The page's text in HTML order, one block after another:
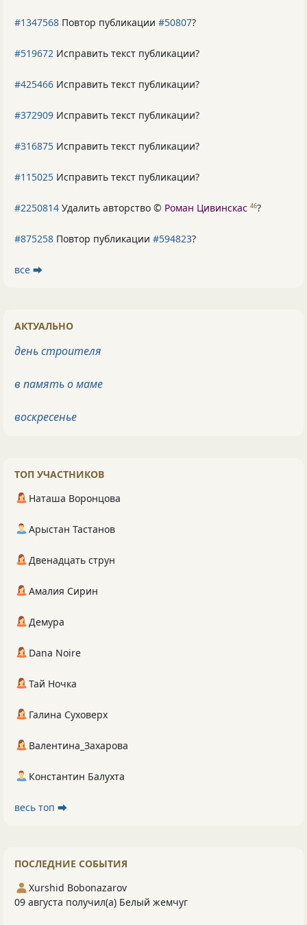
#1347568 Повтор публикации #50807?
#519672 Исправить текст публикации?
#425466 Исправить текст публикации?
#372909 Исправить текст публикации?
#316875 Исправить текст публикации?
#115025 Исправить текст публикации?
#2250814 Удалить авторство © Роман Цивинскас 46?
#875258 Повтор публикации #594823?
все ⮕
АКТУАЛЬНО
день строителя
в память о маме
воскресенье
ТОП УЧАСТНИКОВ
Наташа Воронцова
Арыстан Тастанов
Двенадцать струн
Амалия Сирин
Демура
Dana Noire
Тай Ночка
Галина Суховерх
Валентина_Захарова
Константин Балухта
весь топ ⮕
ПОСЛЕДНИЕ СОБЫТИЯ
Xurshid Bobonazarov
09 августа получил(а) Белый жемчуг